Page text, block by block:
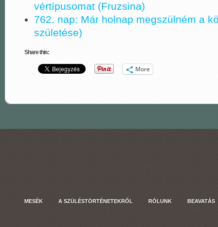
vértípusomat (Fruzsina)
762. nap: Már holnap megszülném a
születése)
Share this:
More
MESÉK A SZÜLÉSTÖRTÉNETEKRŐL RÓLUNK BEAVATÁS